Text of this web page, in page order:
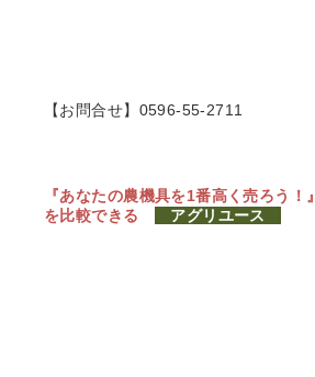
【お問合せ】0596-55-2711
『あなたの農機具を1番高く売ろう！』
を比較できる
アグリユース